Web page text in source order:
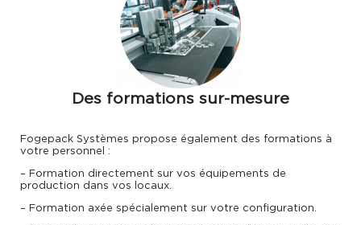
Des formations sur-mesure
Fogepack Systèmes propose également des formations à
votre personnel :
– Formation directement sur vos équipements de
production dans vos locaux.
– Formation axée spécialement sur votre configuration.